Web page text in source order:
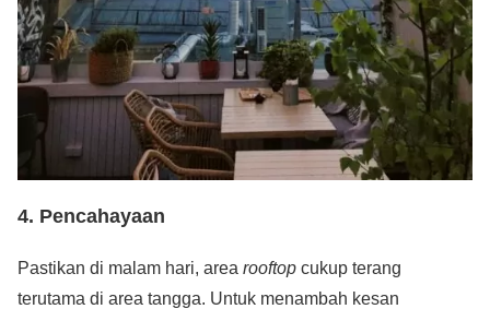
4. Pencahayaan
Pastikan di malam hari, area rooftop cukup terang
terutama di area tangga. Untuk menambah kesan